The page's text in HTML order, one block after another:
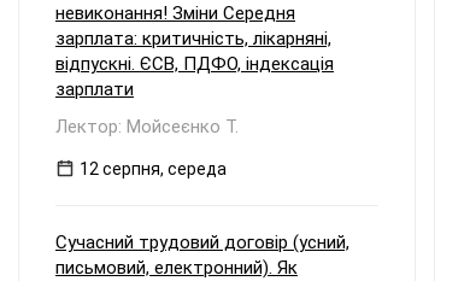
невиконання! Зміни Середня
зарплата: критичність, лікарняні,
відпускні. ЄСВ, ПДФО, індексація
зарплати
Лектор: Мойсеєнко Т.
12 серпня, середа
Сучасний трудовий договір (усний,
письмовий, електронний). Як